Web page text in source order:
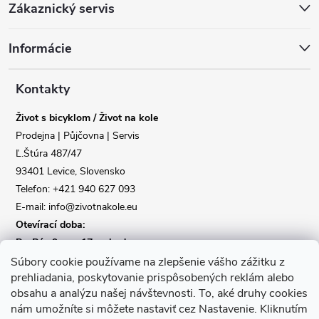
Súbory cookie používame na zlepšenie vášho zážitku z
prehliadania, poskytovanie prispôsobených reklám alebo
obsahu a analýzu našej návštevnosti. To, aké druhy cookies
nám umožníte si môžete nastaviť cez Nastavenie. Kliknutím
p
Zákaznický servis
Informácie
Kontakty
Život s bicyklom / Život na kole
Prodejna | Půjčovna | Servis
Ľ.Štúra 487/47
93401 Levice, Slovensko
Telefon: +421 940 627 093
E-mail: info@zivotnakole.eu
Otevírací doba:
Po-Pá : 9,oo - 17,oo hod
So : 9,oo - 12,oo | Ne : Zavřeno
Kontaktní formulář